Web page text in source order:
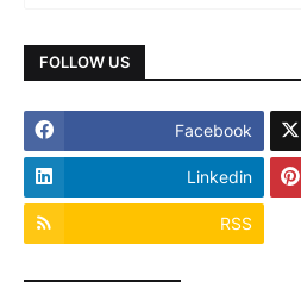
FOLLOW US
Facebook
Linkedin
RSS